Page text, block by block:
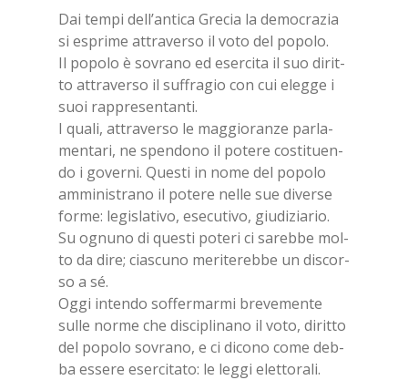
Dai tem­pi del­l’an­ti­ca Gre­cia la de­mo­cra­zia
si espri­me at­tra­ver­so il voto del po­po­lo.
Il po­po­lo è so­vra­no ed eser­ci­ta il suo di­rit­
to at­tra­ver­so il suf­fra­gio con cui eleg­ge i
suoi rap­pre­sen­tan­ti.
I qua­li, at­tra­ver­so le mag­gio­ran­ze par­la­
men­ta­ri, ne spen­do­no il po­te­re co­sti­tuen­
do i go­ver­ni. Que­sti in nome del po­po­lo
am­mi­ni­stra­no il po­te­re nel­le sue di­ver­se
for­me: le­gi­sla­ti­vo, ese­cu­ti­vo, giu­di­zia­rio.
Su ognu­no di que­sti po­te­ri ci sa­reb­be mol­
to da dire; cia­scu­no me­ri­te­reb­be un di­scor­
so a sé.
Oggi in­ten­do sof­fer­mar­mi bre­ve­men­te
sul­le nor­me che di­sci­pli­na­no il voto, di­rit­to
del po­po­lo so­vra­no, e ci di­co­no come deb­
ba es­se­re eser­ci­ta­to: le leg­gi elet­to­ra­li.